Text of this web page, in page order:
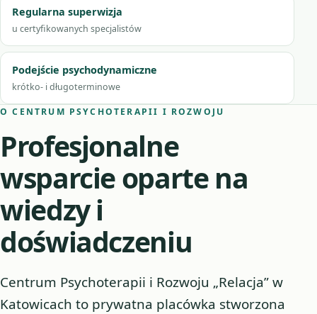
Regularna superwizja
u certyfikowanych specjalistów
Podejście psychodynamiczne
krótko- i długoterminowe
O CENTRUM PSYCHOTERAPII I ROZWOJU
Profesjonalne
wsparcie oparte na
wiedzy i
doświadczeniu
Centrum Psychoterapii i Rozwoju „Relacja” w
Katowicach to prywatna placówka stworzona